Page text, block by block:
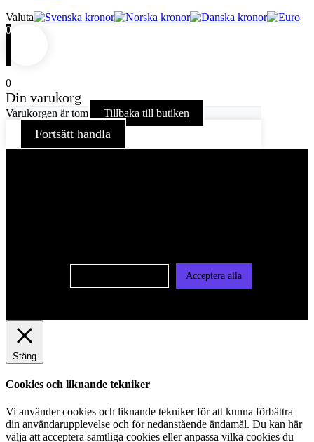
Valuta
0
0
Din varukorg
Varukorgen är tom Tillbaka till butiken
Fortsätt handla
Acceptera alla
Stäng
Cookies och liknande tekniker
Vi använder cookies och liknande tekniker för att kunna förbättra
din användarupplevelse och för nedanstående ändamål. Du kan här
välja att acceptera samtliga cookies eller anpassa vilka cookies du